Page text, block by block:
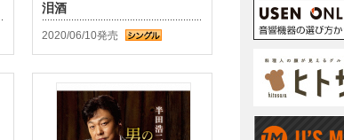
泪酒
2020/06/10発売